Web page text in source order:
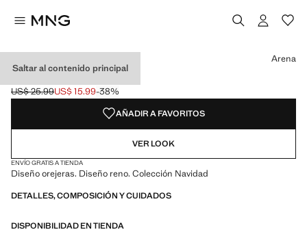
Saltar al contenido principal
OREJERAS RENO
Precio inicial tachado [US$ 25.99 ]
US$ 25.99
Precio actual [US$ 15.99 ]
US$ 15.99-38%
Selecciona un color
Color Arena seleccionado
Arena
AÑADIR A FAVORITOS
VER LOOK
ENVÍO GRATIS A TIENDA
Diseño orejeras. Diseño reno. Colección Navidad
DETALLES, COMPOSICIÓN Y CUIDADOS
DISPONIBILIDAD EN TIENDA